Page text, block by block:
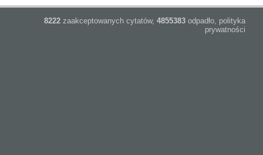
8222 zaakceptowanych cytatów, 4855383 odpadło, polityka
prywatności